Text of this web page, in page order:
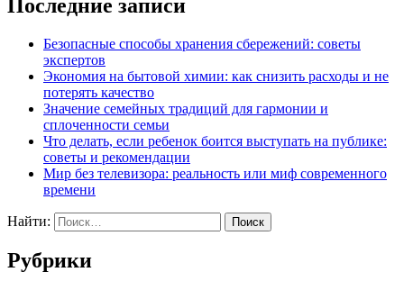
Последние записи
Безопасные способы хранения сбережений: советы
экспертов
Экономия на бытовой химии: как снизить расходы и не
потерять качество
Значение семейных традиций для гармонии и
сплоченности семьи
Что делать, если ребенок боится выступать на публике:
советы и рекомендации
Мир без телевизора: реальность или миф современного
времени
Найти:
Рубрики